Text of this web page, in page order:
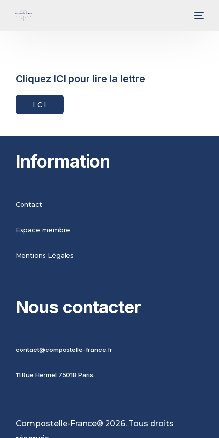
Cliquez ICI pour lire la lettre
I C I
Information
Contact
Espace membre
Mentions Légales
Nous contacter
contact@compostelle-france.fr
11 Rue Hermel 75018 Paris.
Compostelle-France® 2026. Tous droits